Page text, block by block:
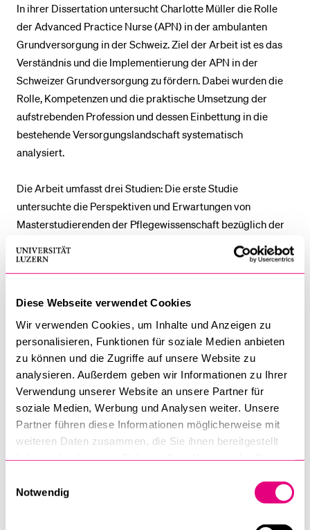
Diese Webseite verwendet Cookies
Wir verwenden Cookies, um Inhalte und Anzeigen zu
personalisieren, Funktionen für soziale Medien anbieten
zu können und die Zugriffe auf unsere Website zu
analysieren. Außerdem geben wir Informationen zu Ihrer
Verwendung unserer Website an unsere Partner für
soziale Medien, Werbung und Analysen weiter. Unsere
Partner führen diese Informationen möglicherweise mit
weiteren Daten zusammen, die Sie ihnen bereitgestellt
Notwendig
In ihrer Dissertation untersucht Charlotte Müller die Rolle
der Advanced Practice Nurse (APN) in der ambulanten
Grundversorgung in der Schweiz. Ziel der Arbeit ist es das
Verständnis und die Implementierung der APN in der
Schweizer Grundversorgung zu fördern. Dabei wurden die
Rolle, Kompetenzen und die praktische Umsetzung der
aufstrebenden Profession und dessen Einbettung in die
bestehende Versorgungslandschaft systematisch
analysiert.
Die Arbeit umfasst drei Studien: Die erste Studie
untersuchte die Perspektiven und Erwartungen von
Masterstudierenden der Pflegewissenschaft bezüglich der
Grundversorgung als potenziellem zukünftigen Arbeitsplatz
sowie der Rolle der APN in diesem Bereich [1]. In der zweiten
Studie wurde ein uniformer Stellenbeschrieb für APN in
Schweizer Hausarztpraxen in Zusammenarbeit mit
Die dritte Studie erforschte die Anwendbarkeit eines Online-
Programms, das die Arbeitsbelastung von Nurse
Practitioners (eine Spezialisierung von APN) in der
Grundversorgung in Kanada misst. Dieses Programm liefert
wichtige Hinweise auf die einzelnen Tätigkeiten und zeigt
das tatsächliche Arbeitspensum der Profession im
Praxisalltag [3]. Die PhD-Thesis verdeutlicht, dass die
Profession der APN eine langfristige und nachhaltige
Implementierung jedoch stark von den nationalen